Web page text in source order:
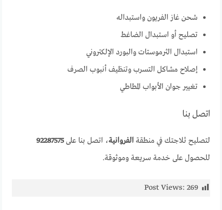
شحن غاز الفريون واستبداله
تصليح أو استبدال الضاغط
استبدال الثرموستات والبورد الإلكتروني
إصلاح مشاكل التسرب وتنظيف أنبوب الصرف
تغيير جوان الأبواب المطاطي
اتصل بنا
لتصليح ثلاجتك في منطقةالفروانية، اتصل بنا على92287575
للحصول على خدمة سريعة وموثوقة.
Post Views: 269